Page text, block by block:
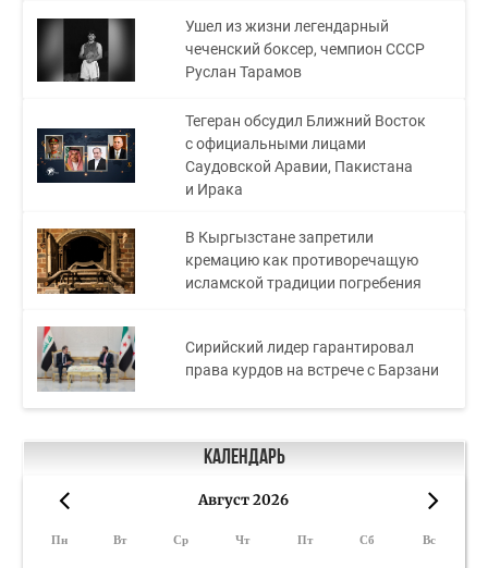
Ушел из жизни легендарный
чеченский боксер, чемпион СССР
Руслан Тарамов
Тегеран обсудил Ближний Восток
с официальными лицами
Саудовской Аравии, Пакистана
и Ирака
В Кыргызстане запретили
кремацию как противоречащую
исламской традиции погребения
Сирийский лидер гарантировал
права курдов на встрече с Барзани
Календарь
Август 2026
Пн Вт Ср Чт Пт Сб Вс